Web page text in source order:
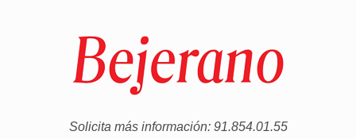
Solicita más información: 91.854.01.55